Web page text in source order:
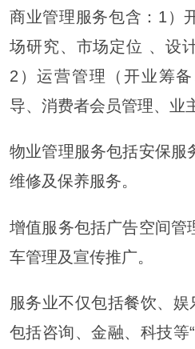
商业管理服务包含：1）
场研究、市场定位 、设
2）运营管理（开业筹
导、消费者会员管理、业
物业管理服务包括安保服
维修及保养服务。
增值服务包括广告空间管
车管理及宣传推广。
服务业不仅包括餐饮、娱
包括咨询、金融、科技等